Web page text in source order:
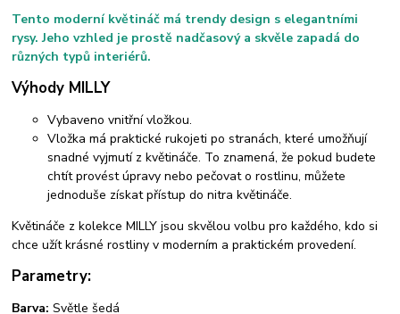
Tento moderní květináč má trendy design s elegantními
rysy. Jeho vzhled je prostě nadčasový a skvěle zapadá do
různých typů interiérů.
Výhody MILLY
Vybaveno vnitřní vložkou.
Vložka má praktické rukojeti po stranách, které umožňují
snadné vyjmutí z květináče. To znamená, že pokud budete
chtít provést úpravy nebo pečovat o rostlinu, můžete
jednoduše získat přístup do nitra květináče.
Květináče z kolekce MILLY jsou skvělou volbu pro každého, kdo si
chce užít krásné rostliny v moderním a praktickém provedení.
Parametry:
Barva:Světle šedá